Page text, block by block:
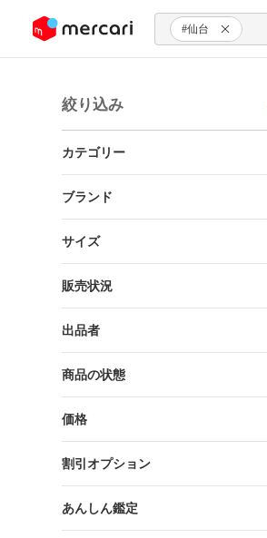
ツにスキップ #仙台
絞り込み
カテゴリー
ブランド
サイズ
販売状況
出品者
商品の状態
価格
割引オプション
あんしん鑑定